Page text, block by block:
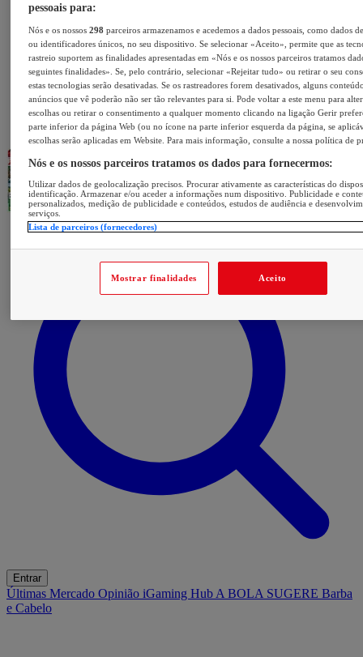
Entrar
Últimas Mercado Opinião iGaming Hub A BOLA SUGERE Barba
e Cabelo
pessoais para:
Nós e os nossos298 parceiros armazenamos e acedemos a dados pessoais, como dados
ou identificadores únicos, no seu dispositivo. Se selecionar «Aceito», permite que as
rastreio suportem as finalidades apresentadas em «Nós e os nossos parceiros tratamos
seguintes finalidades». Se, pelo contrário, selecionar «Rejeitar tudo» ou retirar o seu
estas tecnologias serão desativadas. Se os rastreadores forem desativados, alguns
anúncios que vê poderão não ser tão relevantes para si. Pode voltar a este menu para
escolhas ou retirar o consentimento a qualquer momento clicando na ligação Gerir
parte inferior da página Web (ou no ícone na parte inferior esquerda da página, se
escolhas serão aplicadas em Website. Para mais informação, consulte a nossa política de
Nós e os nossos parceiros tratamos os dados para fornecermos:
Utilizar dados de geolocalização precisos. Procurar ativamente as características do
identificação. Armazenar e/ou aceder a informações num dispositivo. Publicidade e
personalizados, medição de publicidade e conteúdos, estudos de audiência e
serviços.
Lista de parceiros (fornecedores)
Mostrar finalidades Aceito